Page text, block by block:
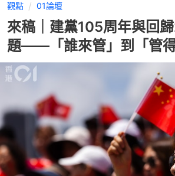
觀點 01論壇
來稿｜建黨105周年與回
題——「誰來管」到「管得